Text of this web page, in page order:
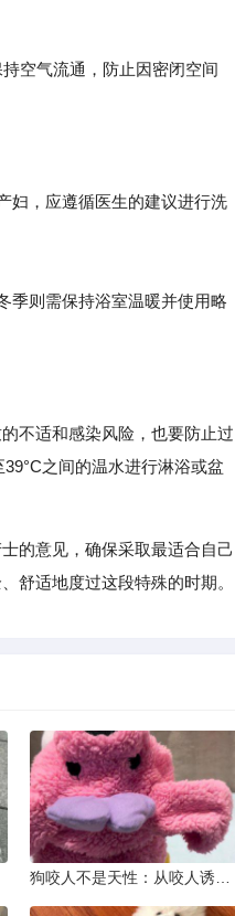
空气流通，防止因密闭空间
妇，应遵循医生的建议进行洗
则需保持浴室温暖并使用略
不适和感染风险，也要防止过
之间的温水进行淋浴或盆
的意见，确保采取最适合自己
舒适地度过这段特殊的时期。